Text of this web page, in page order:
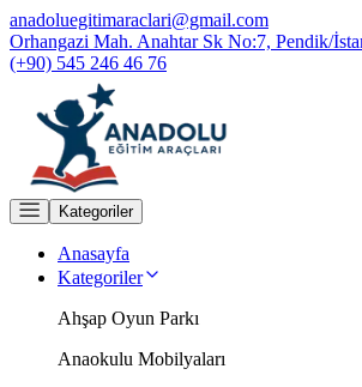
anadoluegitimaraclari@gmail.com
Orhangazi Mah. Anahtar Sk No:7, Pendik/
(+90) 545 246 46 76
Kategoriler
Anasayfa
Kategoriler
Ahşap Oyun Parkı
Anaokulu Mobilyaları